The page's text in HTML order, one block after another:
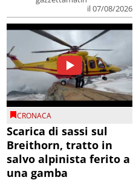
il 07/08/2026
CRONACA
Scarica di sassi sul
Breithorn, tratto in
salvo alpinista ferito a
una gamba